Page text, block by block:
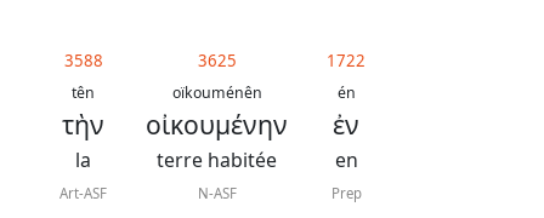
3588
tên
τὴν
la
Art-ASF
3625
oïkouménên
οἰκουμένην
terre habitée
N-ASF
1722
én
ἐν
en
Prep
Bible
Traduction